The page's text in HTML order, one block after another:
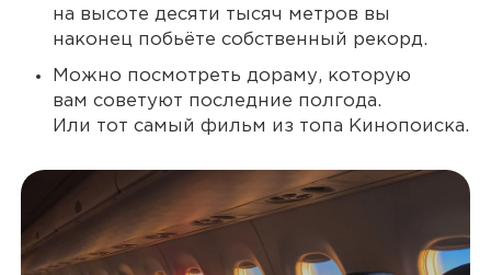
на высоте десяти тысяч метров вы
наконец побьёте собственный рекорд.
Можно посмотреть дораму, которую
вам советуют последние полгода.
Или тот самый фильм из топа Кинопоиска.